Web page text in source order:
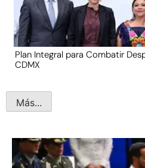
Plan Integral para Combatir
CDMX
Más...